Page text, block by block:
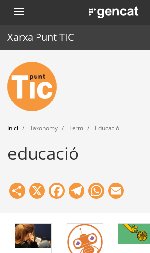
Vés
al
. Obre en una
Xarxa Punt TIC
Inici
Punt TIC
Actualitat
Agenda
Formació
Eines
Inici Taxonomy Term Educació
educació
Share
X Facebook
Telegram